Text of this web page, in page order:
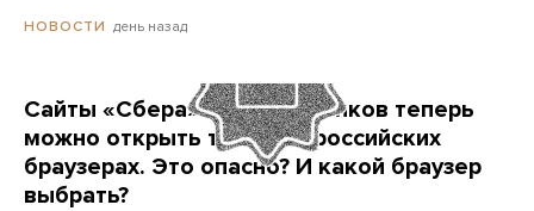
НОВОСТИ день назад
Сайты «Сбера» и других банков теперь
можно открыть только в российских
браузерах. Это опасно? И какой браузер
выбрать?